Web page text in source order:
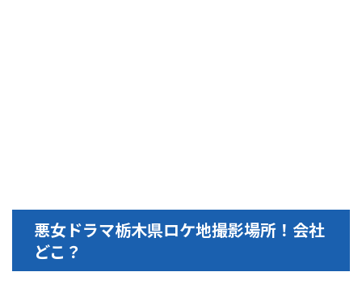
悪女ドラマ栃木県ロケ地撮影場所！会社
どこ？